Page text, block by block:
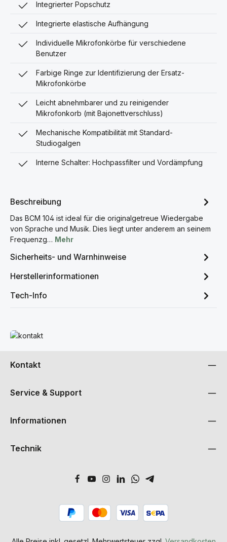
Integrierter Popschutz
Integrierte elastische Aufhängung
Individuelle Mikrofonkörbe für verschiedene
Benutzer
Farbige Ringe zur Identifizierung der Ersatz-
Mikrofonkörbe
Leicht abnehmbarer und zu reinigender
Mikrofonkorb (mit Bajonettverschluss)
Mechanische Kompatibilität mit Standard-
Studiogalgen
Interne Schalter: Hochpassfilter und Vordämpfung
Beschreibung
Das BCM 104 ist ideal für die originalgetreue Wiedergabe
von Sprache und Musik. Dies liegt unter anderem an seinem
Frequenzg… Mehr
Sicherheits- und Warnhinweise
Herstellerinformationen
Tech-Info
Mehr erfahren
Kontakt
Service & Support
Informationen
Technik